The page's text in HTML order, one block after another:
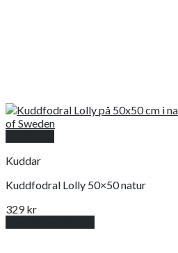
Kuddar
Kuddfodral Lolly 50×50 natur
329kr